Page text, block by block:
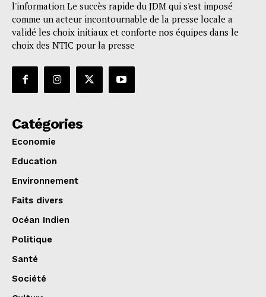
l'information Le succès rapide du JDM qui s'est imposé
comme un acteur incontournable de la presse locale a
validé les choix initiaux et conforte nos équipes dans le
choix des NTIC pour la presse
Catégories
Economie
Education
Environnement
Faits divers
Océan Indien
Politique
Santé
Société